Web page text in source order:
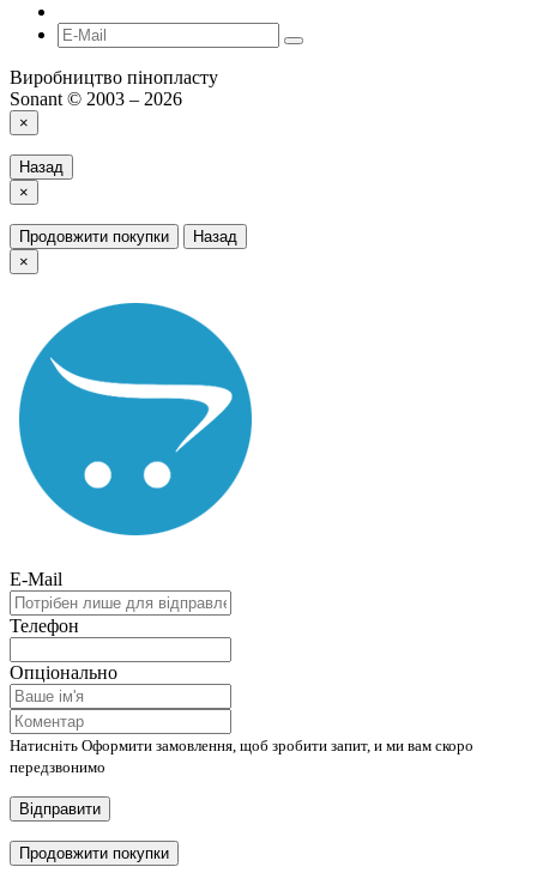
Виробництво пінопласту
Sonant © 2003 – 2026
×
Назад
×
Продовжити покупки
Назад
×
E-Mail
Телефон
Опціонально
Натисніть Оформити замовлення, щоб зробити запит, и ми вам скоро
передзвонимо
Відправити
Продовжити покупки